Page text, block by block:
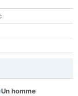
Un homme